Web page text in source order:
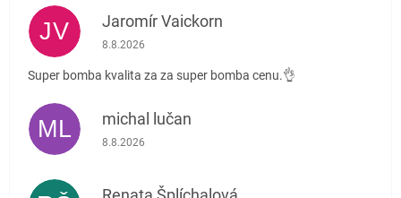
JV Jaromír Vaickorn
Hodnocení obchodu je 5 z 5 hvězdiček.
8.8.2026
Super bomba kvalita za za super bomba cenu.👌
ML michal lučan
Hodnocení obchodu je 5 z 5 hvězdiček.
8.8.2026